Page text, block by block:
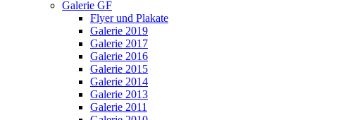
Galerie GF
Flyer und Plakate
Galerie 2019
Galerie 2017
Galerie 2016
Galerie 2015
Galerie 2014
Galerie 2013
Galerie 2011